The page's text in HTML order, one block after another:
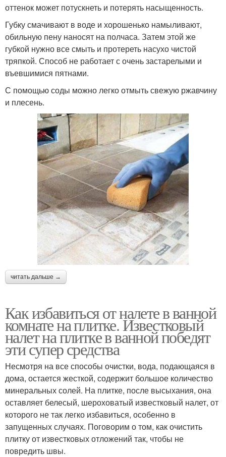
оттенок может потускнеть и потерять насыщенность.
Губку смачивают в воде и хорошенько намыливают,
обильную пену наносят на полчаса. Затем этой же
губкой нужно все смыть и протереть насухо чистой
тряпкой. Способ не работает с очень застарелыми и
въевшимися пятнами.
С помощью соды можно легко отмыть свежую ржавчину
и плесень.
читать дальше →
Как избавиться от налете в ванной
комнате на плитке. Известковый
налет на плитке в ванной победят
эти супер средства
Несмотря на все способы очистки, вода, подающаяся в
дома, остается жесткой, содержит большое количество
минеральных солей. На плитке, после высыхания, она
оставляет белесый, шероховатый известковый налет, от
которого не так легко избавиться, особенно в
запущенных случаях. Поговорим о том, как очистить
плитку от известковых отложений так, чтобы не
повредить швы.